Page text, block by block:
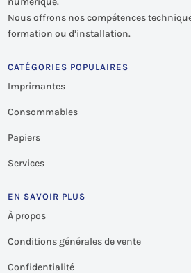
Nous offrons nos compétences
formation ou d’installation.
CATÉGORIES POPULAIRES
Imprimantes
Consommables
Papiers
Services
EN SAVOIR PLUS
À propos
Conditions générales de vente
Confidentialité